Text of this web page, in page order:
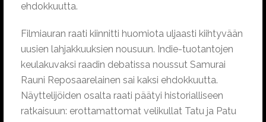
ehdokkuutta.
Filmiauran raati kiinnitti huomiota uljaasti kiihtyvään
uusien lahjakkuuksien nousuun. Indie-tuotantojen
keulakuvaksi raadin debatissa noussut Samurai
Rauni Reposaarelainen sai kaksi ehdokkuutta.
Näyttelijöiden osalta raati päätyi historialliseen
ratkaisuun: erottamattomat velikullat Tatu ja Patu